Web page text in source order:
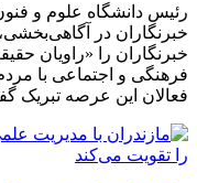
رئیس دانشگاه علوم و فنون
خبرنگاران در
خبرنگاران را «راویان
فرهنگی و اجتماعی با
فعالان این عرصه تبریک